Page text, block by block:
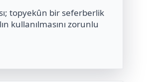
topyekûn bir seferberlik
kullanılmasını zorunlu